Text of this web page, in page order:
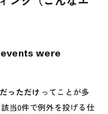
events were
っただけ ってことが多
当0件で例外を投げる仕